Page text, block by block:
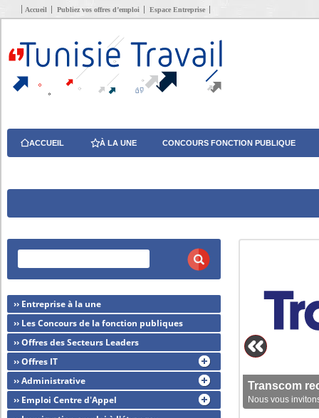
Accueil Publiez vos offres d’emploi Espace Entreprise
ACCUEIL À LA UNE CONCOURS FONCTION PUBLIQUE
Transcom
Nous vous
›› Entreprise à la une
›› Les Concours de la fonction publiques
›› Offres des Secteurs Leaders
›› Offres IT
›› Administrative
›› Emploi Centre d'Appel